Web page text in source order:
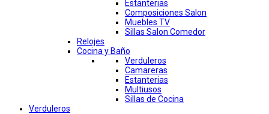
Estanterias
Composiciones Salon
Muebles TV
Sillas Salon Comedor
Relojes
Cocina y Baño
Verduleros
Camareras
Estanterias
Multiusos
Sillas de Cocina
Verduleros